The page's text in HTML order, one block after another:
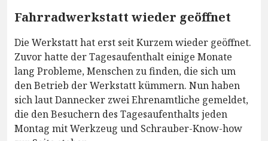
Fahrradwerkstatt wieder geöffnet
Die Werkstatt hat erst seit Kurzem wieder geöffnet.
Zuvor hatte der Tagesaufenthalt einige Monate
lang Probleme, Menschen zu finden, die sich um
den Betrieb der Werkstatt kümmern. Nun haben
sich laut Dannecker zwei Ehrenamtliche gemeldet,
die den Besuchern des Tagesaufenthalts jeden
Montag mit Werkzeug und Schrauber-Know-how